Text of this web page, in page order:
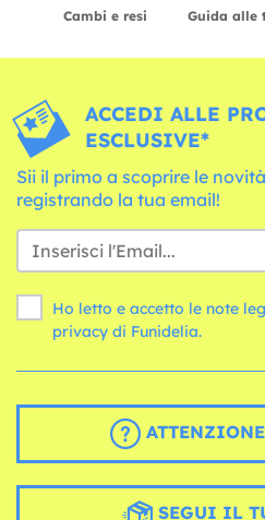
Cambi e resi Guida alle
ACCEDI ALLE
ESCLUSIVE*
Sii il primo a scoprire le
registrando la tua email!
Ho letto e accetto le note
privacy di Funidelia.
SEGUI IL